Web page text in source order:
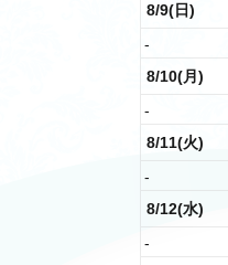
8/9(日)
-
8/10(月)
-
8/11(火)
-
8/12(水)
-